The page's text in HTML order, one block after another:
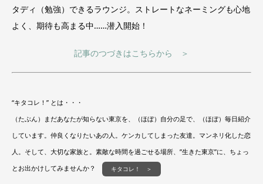
タディ（勉強）できるラウンジ。ストレートなネーミングも心地
よく、期待も高まる中……潜入開始！
記事のつづきはこちらから ＞
“キタコレ！” とは・・・
（たぶん）まだあなたが知らない東京を、（ほぼ）自分の足で、（ほぼ）毎日紹介
しています。仲良くなりたいあの人。ケンカしてしまった友達。マンネリ化した恋
人。そして、大切な家族と。素敵な時間を過ごせる場所、”生きた東京”に、ちょっ
とお出かけしてみませんか？
キタコレ！ ＞